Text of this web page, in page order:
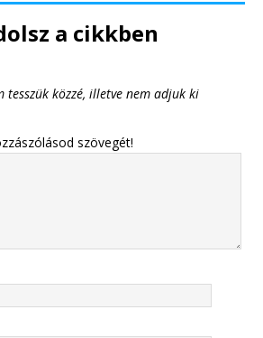
a cikkben
tesszük közzé, illetve nem adjuk ki
szövegét!